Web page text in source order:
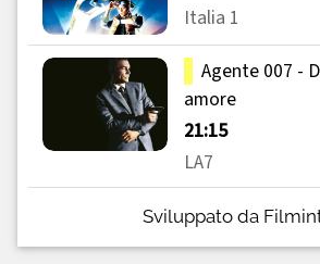
Sviluppato da